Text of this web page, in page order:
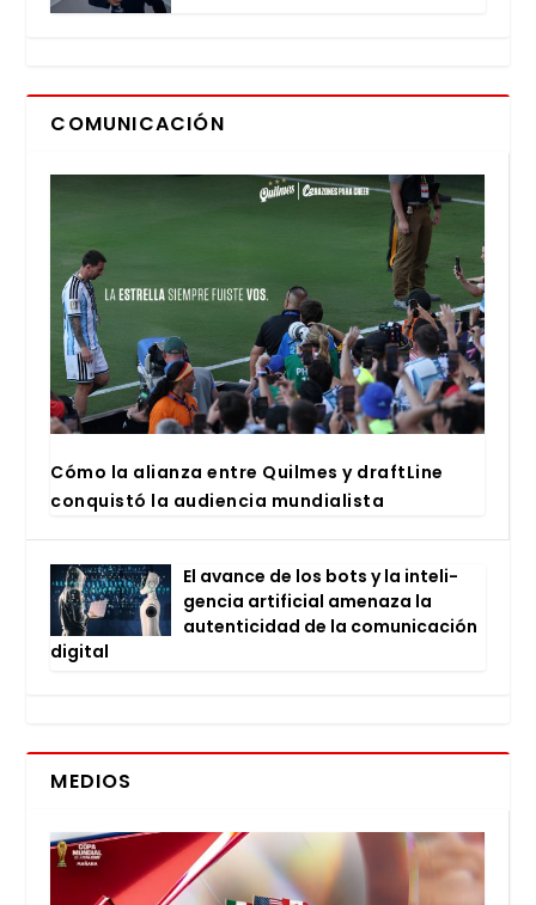
COMUNICACIÓN
Cómo la alian­za entre Quil­mes y draftLi­ne
con­quis­tó la audien­cia mun­dia­lis­ta
El avan­ce de los bots y la inte­li­
gen­cia arti­fi­cial ame­na­za la
auten­ti­ci­dad de la comu­ni­ca­ción
digi­tal
MEDIOS